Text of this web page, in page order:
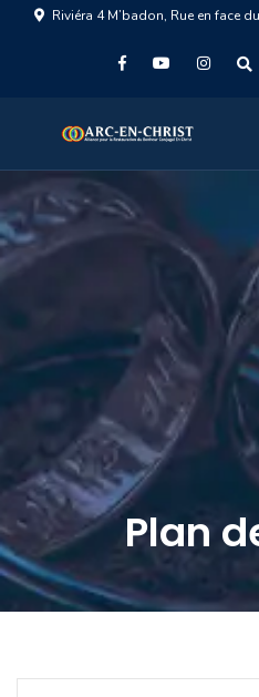
Riviéra 4 M’badon, Rue en face
Plan